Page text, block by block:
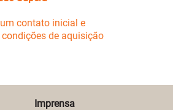
contato inicial e
de aquisição
Imprensa